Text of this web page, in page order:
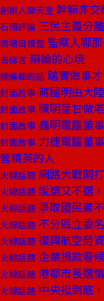
創辦人聊天室 幹嘛非交
石頭評論 三民主義分
商場自慢塾 監察人哪
去梯言 辯論的心境
總編輯的話 踏實做事
封面故事 蔣國明由大
封面故事 陳明星甘做
封面故事 鑫明電腦董
封面故事 力捷電腦董
營精英的人
火線話題 網路大戰開
火線話題 說選又不選
火線話題 爭取國民黨
火線話題 不分區立委
火線話題 復興航空勞
火線話題 企業捐款看
火線話題 港都市長選
火線話題 中央挺到底